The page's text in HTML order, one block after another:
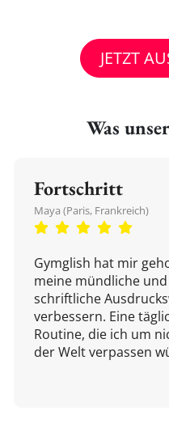
JETZT
Was
Fortschritt
Maya (Paris, Frankreich)
Gymglish hat mir
meine mündliche und
schriftliche
verbessern. Eine
Routine, die ich um
der Welt verpassen